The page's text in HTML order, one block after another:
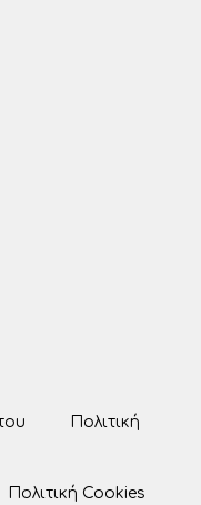
Πολιτική
Πολιτική Cookies